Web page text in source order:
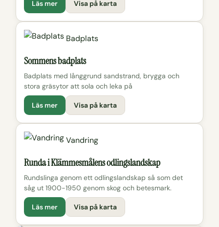
Läs mer Visa på karta
Badplats
Sommens badplats
Badplats med långgrund sandstrand, brygga och
stora gräsytor att sola och leka på
Läs mer Visa på karta
Vandring
Runda i Klämmesmålens odlingslandskap
Rundslinga genom ett odlingslandskap så som det
såg ut 1900-1950 genom skog och betesmark.
Läs mer Visa på karta